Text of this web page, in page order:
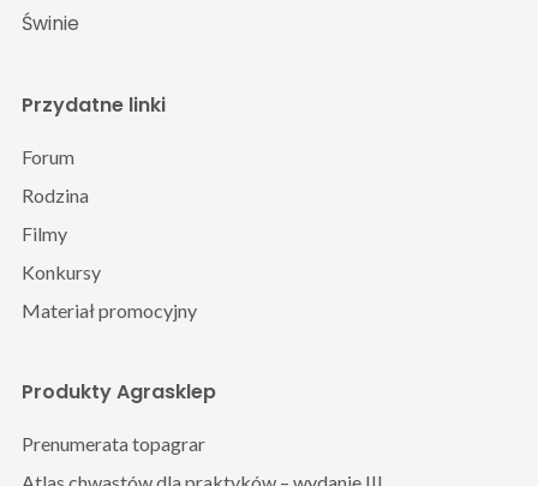
Świnie
Produkty Agrasklep
Prenumerata topagrar
Przydatne linki
Forum
Rodzina
Filmy
Konkursy
Materiał promocyjny